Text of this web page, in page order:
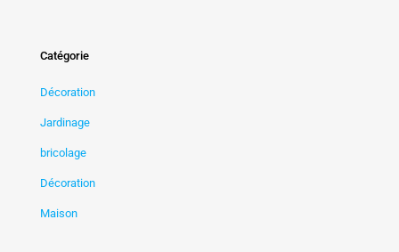
Catégorie
Décoration
Jardinage
bricolage
Décoration
Maison